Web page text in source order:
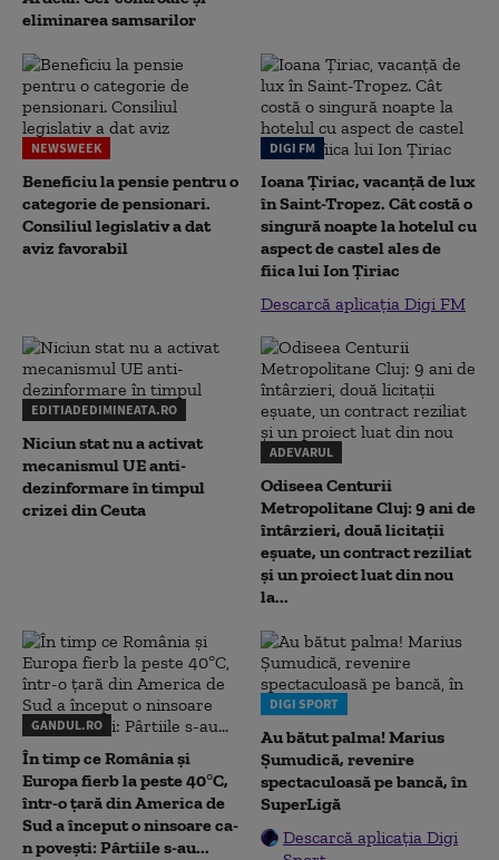
eliminarea samsarilor
NEWSWEEK
Beneficiu la pensie pentru o
categorie de pensionari.
Consiliul legislativ a dat
aviz favorabil
DIGI FM
Ioana Țiriac, vacanță de lux
în Saint-Tropez. Cât costă o
singură noapte la hotelul cu
aspect de castel ales de
fiica lui Ion Țiriac
Descarcă aplicația Digi FM
EDITIADEDIMINEATA.RO
Niciun stat nu a activat
mecanismul UE anti-
dezinformare în timpul
crizei din Ceuta
ADEVARUL
Odiseea Centurii
Metropolitane Cluj: 9 ani de
întârzieri, două licitații
eșuate, un contract reziliat
și un proiect luat din nou
la...
GANDUL.RO
În timp ce România și
Europa fierb la peste 40°C,
într-o țară din America de
Sud a început o ninsoare ca-
n povești: Pârtiile s-au...
DIGI SPORT
Au bătut palma! Marius
Șumudică, revenire
spectaculoasă pe bancă, în
SuperLigă
Descarcă aplicația Digi